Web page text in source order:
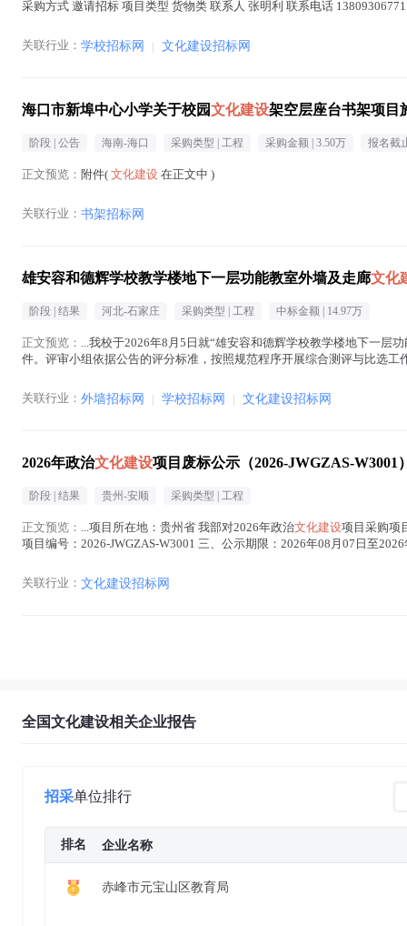
采购方式 邀请招标 项目类型 货物类 联系人 张明利 联系电话
关联行业： 学校招标网 | 文化建设招标网
海口市新埠中心小学关于校园文化建设架空层座台书架项目
阶段 | 公告 海南-海口 采购类型 | 工程 采购金额 | 3.50万 报名截
正文预览： 附件( 文化建设 在正文中 )
关联行业： 书架招标网
雄安容和德辉学校教学楼地下一层功能教室外墙及走廊文化
阶段 | 结果 河北-石家庄 采购类型 | 工程 中标金额 | 14.97万
正文预览： ...我校于2026年8月5日就“雄安容和德辉学校教学楼地下一层
件。评审小组依据公告的评分标准，按照规范程序开展综合测评与比选
关联行业： 外墙招标网 | 学校招标网 | 文化建设招标网
2026年政治文化建设项目废标公示（2026-JWGZAS-W3001
阶段 | 结果 贵州-安顺 采购类型 | 工程
正文预览： ...项目所在地：贵州省 我部对2026年政治文化建设项目采购项
项目编号：2026-JWGZAS-W3001 三、公示期限：2026年08月07日至
关联行业： 文化建设招标网
全国文化建设相关企业报告
招采单位排行
排名 企业名称
赤峰市元宝山区教育局